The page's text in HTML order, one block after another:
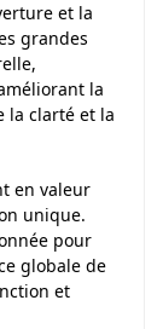
et la
grandes
la
la clarté et la
en valeur
unique.
pour
globale de
et